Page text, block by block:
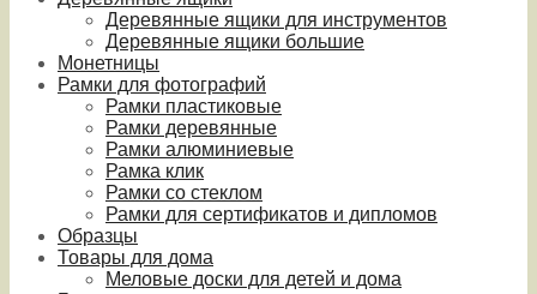
Деревянные ящики для инструментов
Деревянные ящики большие
Монетницы
Рамки для фотографий
Рамки пластиковые
Рамки деревянные
Рамки алюминиевые
Рамка клик
Рамки со стеклом
Рамки для сертификатов и дипломов
Образцы
Товары для дома
Меловые доски для детей и дома